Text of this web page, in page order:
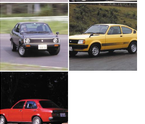
抜けた名車を今再び、振り返
る」---。
ベースは2020年に発行した『昭
和の名車大全集 上/下巻』。これ
を元に新たに...